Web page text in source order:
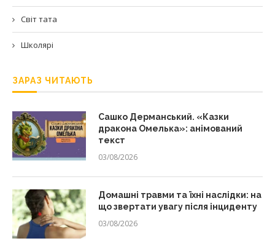
Світ тата
Школярі
ЗАРАЗ ЧИТАЮТЬ
Сашко Дерманський. «Казки
дракона Омелька»: анімований
текст
03/08/2026
Домашні травми та їхні наслідки: на
що звертати увагу після інциденту
03/08/2026